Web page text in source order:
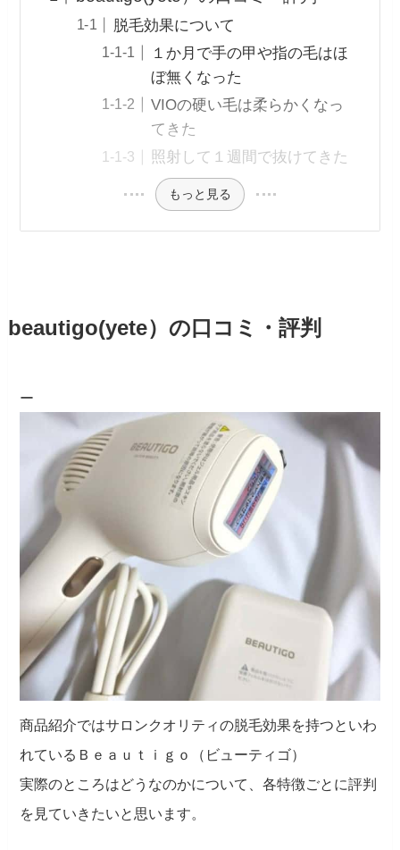
脱毛効果について
１か月で手の甲や指の毛はほ
ぼ無くなった
VIOの硬い毛は柔らかくなっ
てきた
照射して１週間で抜けてきた
もっと見る
beautigo(yete）の口コミ・評判
ー
商品紹介ではサロンクオリティの脱毛効果を持つといわ
れているＢｅａｕｔｉｇｏ（ビューティゴ）
実際のところはどうなのかについて、各特徴ごとに評判
を見ていきたいと思います。